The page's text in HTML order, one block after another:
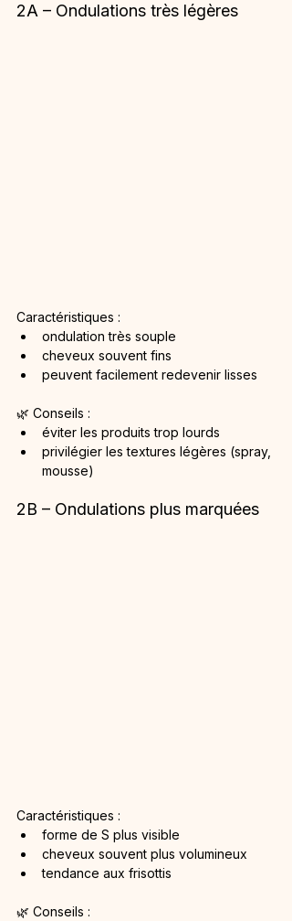
2A – Ondulations très légères
Caractéristiques :
ondulation très souple
cheveux souvent fins
peuvent facilement redevenir lisses
🌿 Conseils :
éviter les produits trop lourds
privilégier les textures légères (spray,
mousse)
2B – Ondulations plus marquées
Caractéristiques :
forme de S plus visible
cheveux souvent plus volumineux
tendance aux frisottis
🌿 Conseils :